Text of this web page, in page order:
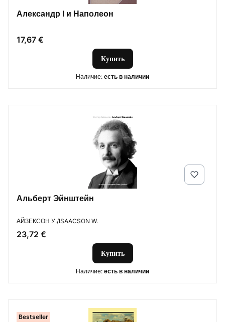
Александр I и Наполеон
Цена
17,67 €
Купить
Наличие: есть в наличии
Альберт Эйнштейн
ПРОИЗВОДИТЕЛЬ
АЙЗЕКСОН У./ISAACSON W.
Цена
23,72 €
Купить
Наличие: есть в наличии
Bestseller